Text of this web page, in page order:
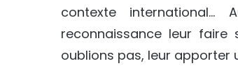
contexte
reconnaissance leur faire
oublions pas, leur apporter